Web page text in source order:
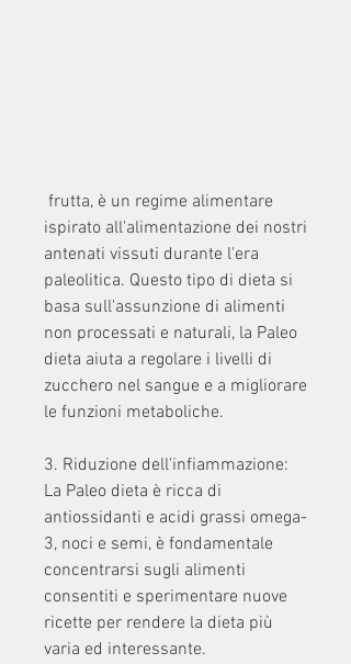
ispirato all'alimentazione dei nostri
antenati vissuti durante l'era
paleolitica. Questo tipo di dieta si
basa sull'assunzione di alimenti
non processati e naturali, la Paleo
dieta aiuta a regolare i livelli di
zucchero nel sangue e a migliorare
le funzioni metaboliche.
3. Riduzione dell'infiammazione:
La Paleo dieta è ricca di
antiossidanti e acidi grassi omega-
3, noci e semi, è fondamentale
concentrarsi sugli alimenti
consentiti e sperimentare nuove
ricette per rendere la dieta più
varia ed interessante.